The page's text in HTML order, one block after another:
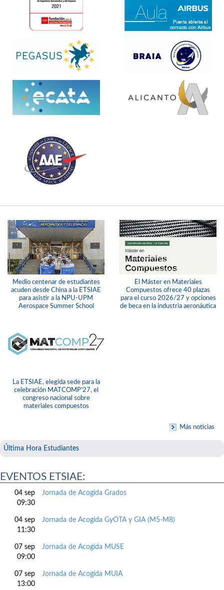
Medio centenar de estudiantes
acuden desde China a la ETSIAE
para asistir a la NPU-UPM
Aerospace Summer School
El Máster en Materiales
Compuestos ofrece 40 plazas
para el curso 2026/27 y opciones
de beca en la industria aeronáutica
La ETSIAE, elegida sede para la
celebración MATCOMP’27, el
congreso nacional sobre
materiales compuestos
Más noticias
Última Hora Estudiantes
EVENTOS ETSIAE:
04 sep
09:30
Jornada de Acogida Grados
04 sep
11:30
Jornada de Acogida GyOTA y GIA (M5-M8)
07 sep
09:00
Jornada de Acogida MUSE
07 sep
13:00
Jornada de Acogida MUIA